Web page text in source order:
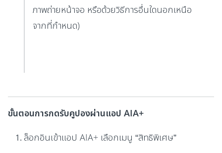
ภาพถ่ายหน้าจอ หรือด้วยวิธีการอื่นใดนอกเหนือ
จากที่กำหนด)
ขั้นตอนการกดรับคูปองผ่านแอป AIA+
ล็อกอินเข้าแอป AIA+ เลือกเมนู “สิทธิพิเศษ”